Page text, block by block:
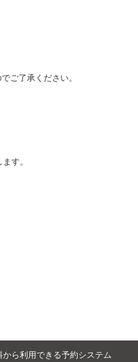
ご了承ください。
ら利用できる予約システム